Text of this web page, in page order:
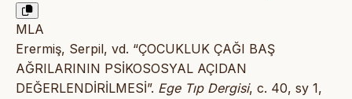
MLA
Erermiş, Serpil, vd. “ÇOCUKLUK ÇAĞI BAŞ
AĞRILARININ PSİKOSOSYAL AÇIDAN
DEĞERLENDİRİLMESİ”. Ege Tıp Dergisi, c. 40, sy 1,